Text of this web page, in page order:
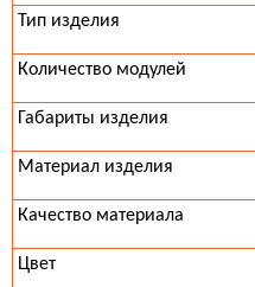
Тип изделия
Количество модулей
Габариты изделия
Материал изделия
Качество материала
Цвет